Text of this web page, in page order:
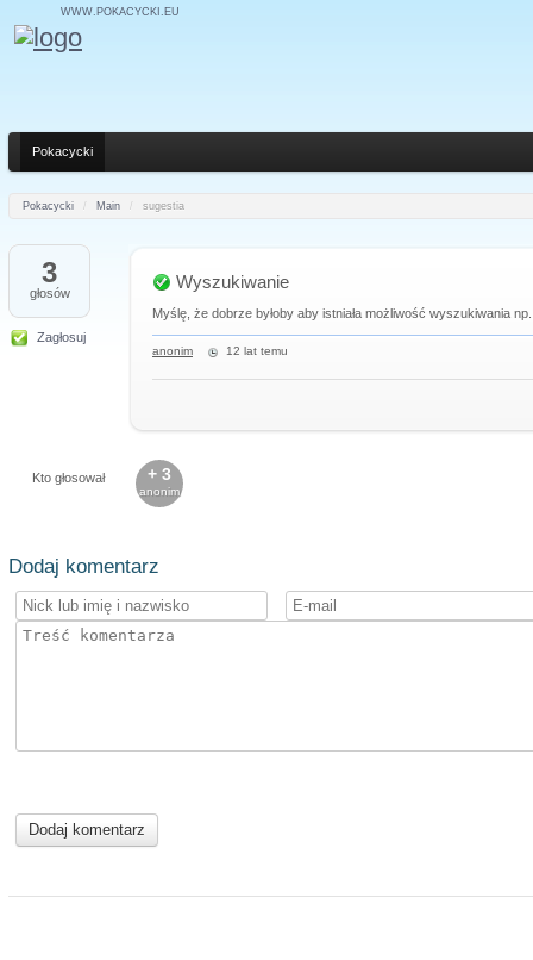
WWW.POKACYCKI.EU
Pokacycki
Pokacycki / Main / sugestia
3
głosów
Zagłosuj
Wyszukiwanie
Myślę, że dobrze byłoby aby istniała możliwość wyszukiwania
anonim 12 lat temu
Kto głosował + 3
anonim
Dodaj komentarz